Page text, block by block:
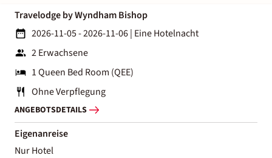
Travelodge by Wyndham Bishop
2026-11-05 - 2026-11-06| Eine Hotelnacht
2 Erwachsene
1 Queen Bed Room (QEE)
Ohne Verpflegung
ANGEBOTSDETAILS
Eigenanreise
Nur Hotel